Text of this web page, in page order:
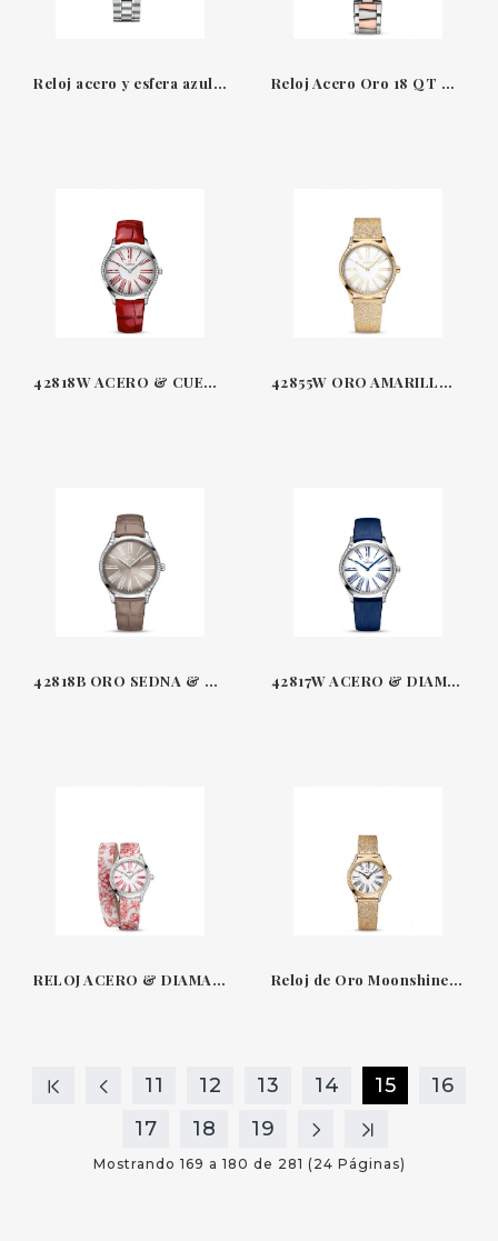
Reloj acero y esfera azul cronógrafo Co-Axial Speedmaster Omega Reloj Acero Oro 18 QT & Diamantes LadyMatic De Ville Omega
42818W ACERO & CUERO 36 MM CUARZO TRESOR DE VILLE OMEGA 42855W ORO AMARILLO & DIAMANTES 36 MM CUARZO TRESOR DE VILLE OMEGA
42818B ORO SEDNA & DIAMANTES-CUERO 39 MM CUARZO TRESOR DE VILLE OMEGA 42817W ACERO & DIAMANTES-CUERO 39 MM CUARZO TRESOR DE VILLE OMEGA
RELOJ ACERO & DIAMANTES 26 MM CUARZO TRESOR DE VILLE OMEGA Reloj de Oro Moonshine & Diamantes MiniTresor De Ville Omega
11 12 13 14 15
16
17
18 19
Mostrando 169 a 180 de 281 (24 Páginas)